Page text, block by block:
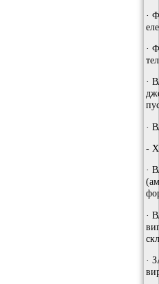
·
·
·
·
-
·
·
·